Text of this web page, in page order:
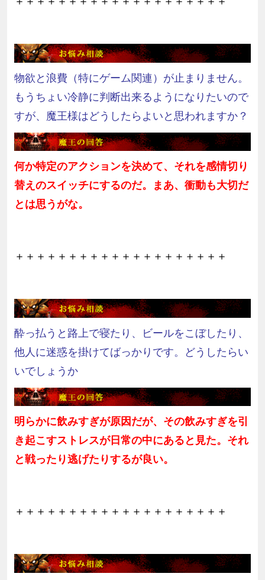
物欲と浪費（特にゲーム関連）が止まりません。
もうちょい冷静に判断出来るようになりたいので
すが、魔王様はどうしたらよいと思われますか？
何か特定のアクションを決めて、それを感情切り
替えのスイッチにするのだ。まあ、衝動も大切だ
とは思うがな。
＋＋＋＋＋＋＋＋＋＋＋＋＋＋＋＋＋＋＋＋
酔っ払うと路上で寝たり、ビールをこぼしたり、
他人に迷惑を掛けてばっかりです。どうしたらい
いでしょうか
明らかに飲みすぎが原因だが、その飲みすぎを引
き起こすストレスが日常の中にあると見た。それ
と戦ったり逃げたりするが良い。
＋＋＋＋＋＋＋＋＋＋＋＋＋＋＋＋＋＋＋＋